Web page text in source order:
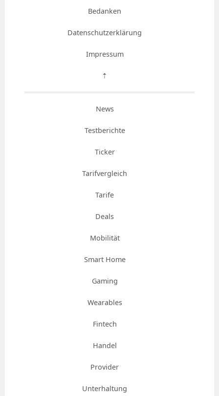
Bedanken
Datenschutzerklärung
Impressum
⇡
News
Testberichte
Ticker
Tarifvergleich
Tarife
Deals
Mobilität
Smart Home
Gaming
Wearables
Fintech
Handel
Provider
Unterhaltung